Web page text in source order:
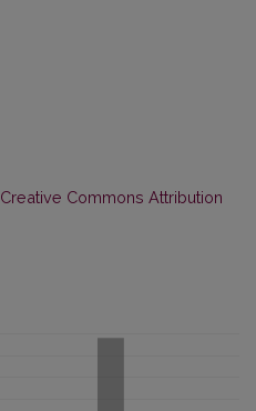
Creative Commons Attribution